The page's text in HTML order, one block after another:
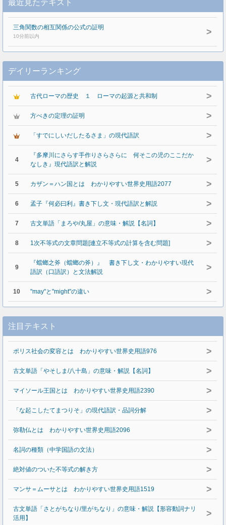
最近見たテキスト
三角関数の相互関係の公式の証明
10分前以内 >
デイリーランキング
古代ローマの歴史 １ ローマの起源と共和制 >
方べきの定理の証明 >
「すでにしいだしたるさま」の現代語訳 >
4
『多摩川にさらす手作りさらさらに 何そこの児のここだか
なしき』現代語訳と解説
>
5 カザン＝ハン国とは わかりやすい世界史用語2077 >
6 孟子『何必曰利』書き下し文・現代語訳と解説 >
7 古文単語「まろや/丸屋」の意味・解説【名詞】 >
8 1次不等式の文章問題[連立不等式の計算を含む問題] >
9
『蟷螂之斧（蟷螂の斧）』 書き下し文・わかりやすい現代
語訳（口語訳）と文法解説
>
10 "may"と"might"の違い >
注目テキスト
ポリス社会の変容とは わかりやすい世界史用語976 >
古文単語「やそしま/八十島」の意味・解説【名詞】 >
マイソール王国とは わかりやすい世界史用語2390 >
「な起こしたてまつりそ」の現代語訳・品詞分解 >
弥勒仏とは わかりやすい世界史用語2096 >
名詞の種類（中学国語の文法） >
絶対値のついた不等式の解き方 >
マンサ＝ムーサとは わかりやすい世界史用語1519 >
古文単語「さとがちなり/里がちなり」の意味・解説【形容動詞ナリ
活用】
>